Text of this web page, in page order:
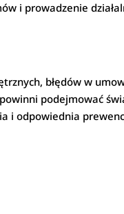
i prowadzenie
błędów w
podejmować
i odpowiednia